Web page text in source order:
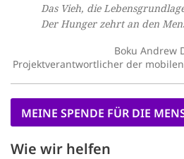
Das Vieh, die
Der Hunger zehrt an den
Boku Andrew
Projektverantwortlicher der
MEINE SPENDE FÜR DIE
Wie wir helfen